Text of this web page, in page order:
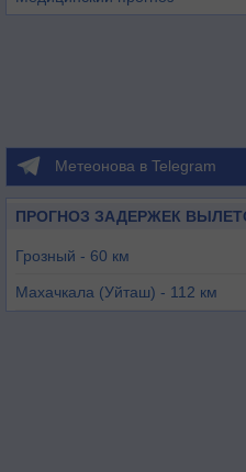
Метеонова в Telegram
ПРОГНОЗ ЗАДЕРЖЕК
Грозный - 60 км
Махачкала (Уйташ) - 112 км